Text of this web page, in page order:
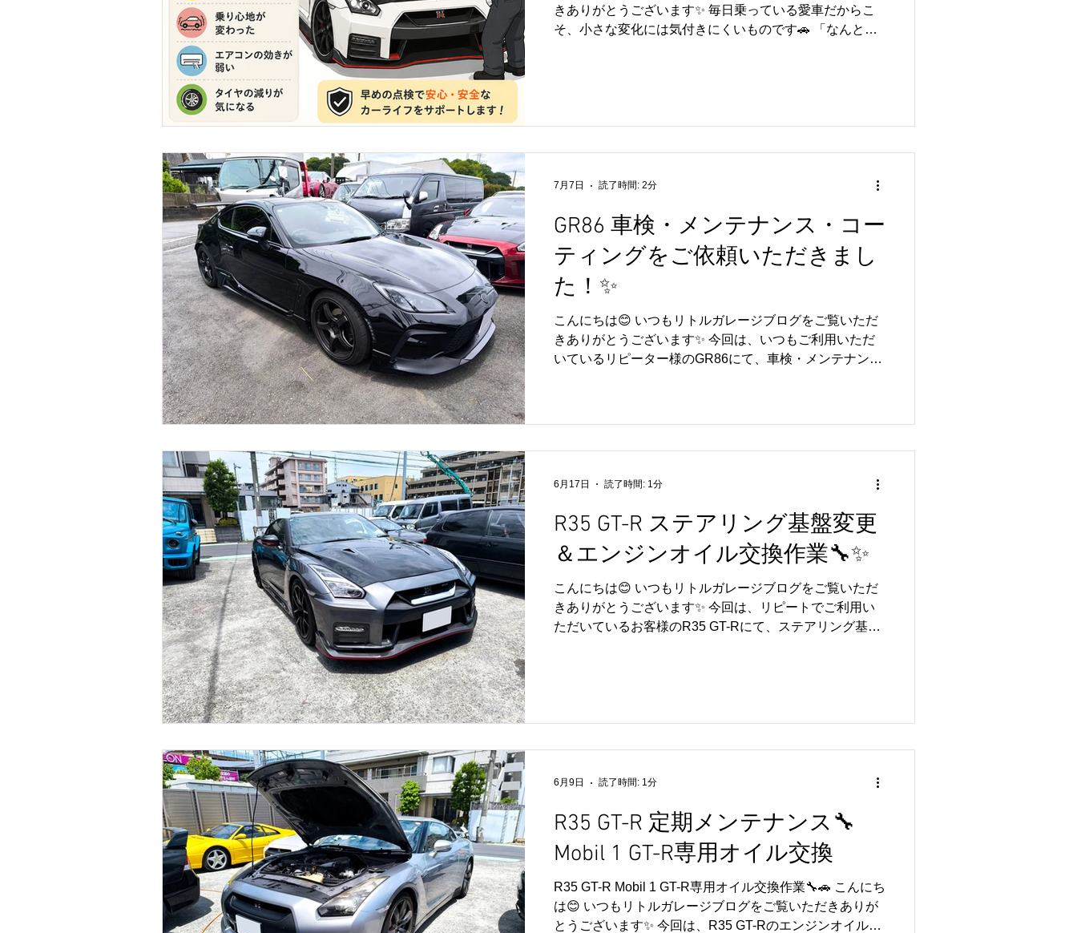
漏れ点検、ヘッドライト曇り止め施工も行い、お車全体
を安心してお乗りいただける状態へ仕上げました✨...
きありがとうございます✨ 毎日乗っている愛車だからこ
そ、小さな変化には気付きにくいものです🚗 「なんとな
検によって大きなトラブルを防げる場合があります🔧 特
点検がおすすめです✨ リトルガレージでは、R35 GT-Rを
おります😊 「これって見てもらった方がいいのかな？」
そんな小さなご相談でもお気軽にお問い合わせください
🚗💛 皆さまの快適なカーライフをサポートできるよう、
スタッフ一同お待ちしております😊✨
GR86 車検・メンテナンス・コー
ティングをご依頼いただきまし
た！✨
こんにちは😊 いつもリトルガレージブログをご覧いただ
きありがとうございます✨ 今回は、いつもご利用いただ
いているリピーター様のGR86にて、車検・メンテナン
つ、とても魅力的な一台です😊 今回の作業では、車検整
ルエレメント交換を実施し、お車のコンディションをし
っかり整えました🔧 さらに、ボディコーティングとフロ
ントガラスコーティングも施工✨ 美しいボディの艶を維
持しながら、汚れが付きにくくなり、雨の日の視界確保
す😊 メンテナンスとコーティングを同時に行うことで、
安心して気持ちよくお乗りいただける一台に仕上がりま
した🚗✨ また、こちらのお客様はこれから納車予定のお
7月7日 読了時間: 2分
R35 GT-R ステアリング基盤変更
＆エンジンオイル交換作業🔧✨
こんにちは😊 いつもリトルガレージブログをご覧いただ
きありがとうございます✨ 今回は、リピートでご利用い
ただいているお客様のR35 GT-Rにて、ステアリング基盤
せてエンジンオイル交換も実施しております。 R35 GT-R
滑・冷却・洗浄など重要な役割を担っているため、定期
ムとメンテナンスを同時に行うことで、より快適に安心
してお乗りいただける一台へと仕上がりました🚗✨
【📸】 この度もご依頼いただきありがとうございました
😊 リトルガレージでは、R35 GT-Rのメンテナンスからカ
スタムまで幅広く対応しております🔧✨ お車に関するご
相談はお気軽にお問い合わせください🚗💛..
6月17日 読了時間: 1分
R35 GT-R 定期メンテナンス🔧
Mobil 1 GT-R専用オイル交換
R35 GT-R Mobil 1 GT-R専用オイル交換作業🔧🚗 こんにち
は😊 いつもリトルガレージブログをご覧いただきありが
とうございます✨ 今回は、R35 GT-Rのエンジンオイル交
6月9日 読了時間: 1分